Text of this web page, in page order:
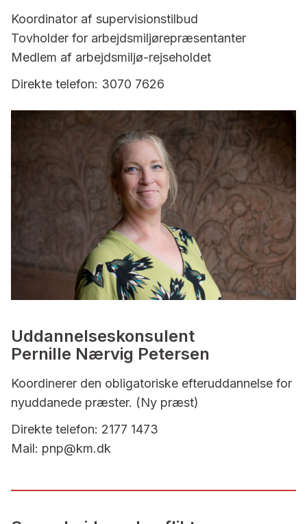
Koordinator af supervisionstilbud
Tovholder for arbejdsmiljørepræsentanter
Medlem af arbejdsmiljø-rejseholdet
Direkte telefon: 3070 7626
Uddannelseskonsulent
Pernille Nærvig Petersen
Koordinerer den obligatoriske efteruddannelse for
nyuddanede præster. (Ny præst)
Direkte telefon: 2177 1473
Mail: pnp@km.dk